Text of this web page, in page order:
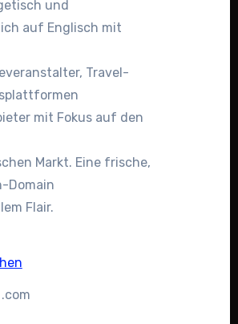
und
auf Englisch mit
Travel-
mit Fokus auf den
Markt. Eine frische,
Domain
Flair.